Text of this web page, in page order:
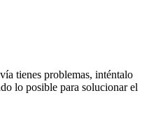
tienes problemas, inténtalo
lo posible para solucionar el